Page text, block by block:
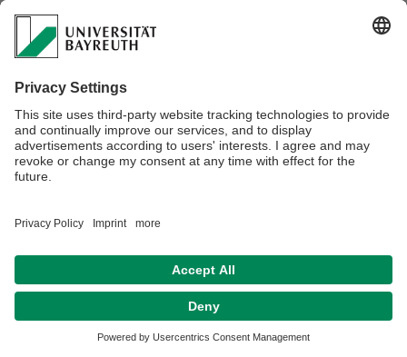
Datenschutz / Disclaimer Impressum Hausordnung
Sitemap
Kontakt
Barrierefreiheitserklärung